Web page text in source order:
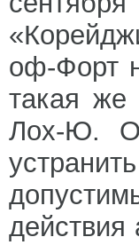
оф-Форт
такая же
Лох-Ю.
действия